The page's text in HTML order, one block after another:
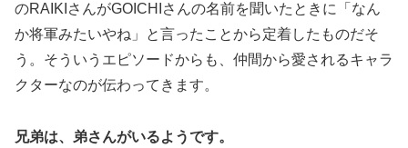
のRAIKIさんがGOICHIさんの名前を聞いたときに「なん
か将軍みたいやね」と言ったことから定着したものだそ
う。そういうエピソードからも、仲間から愛されるキャラ
クターなのが伝わってきます。
兄弟は、弟さんがいるようです。